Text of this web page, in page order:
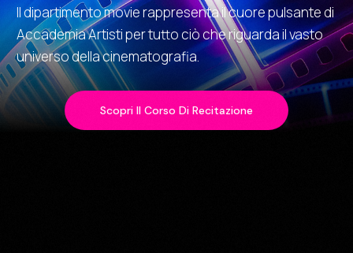
Il dipartimento movie rappresenta il cuore pulsante di
Accademia Artisti per tutto ciò che riguarda il vasto
universo della cinematografia.
Scopri Il Corso Di Recitazione